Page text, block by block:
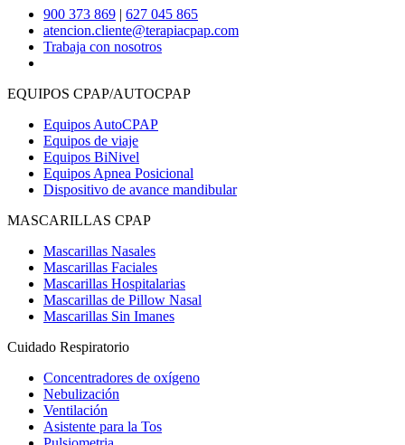
900 373 869 | 627 045 865
atencion.cliente@terapiacpap.com
Trabaja con nosotros
EQUIPOS CPAP/AUTOCPAP
Equipos AutoCPAP
Equipos de viaje
Equipos BiNivel
Equipos Apnea Posicional
Dispositivo de avance mandibular
MASCARILLAS CPAP
Mascarillas Nasales
Mascarillas Faciales
Mascarillas Hospitalarias
Mascarillas de Pillow Nasal
Mascarillas Sin Imanes
Cuidado Respiratorio
Concentradores de oxígeno
Nebulización
Ventilación
Asistente para la Tos